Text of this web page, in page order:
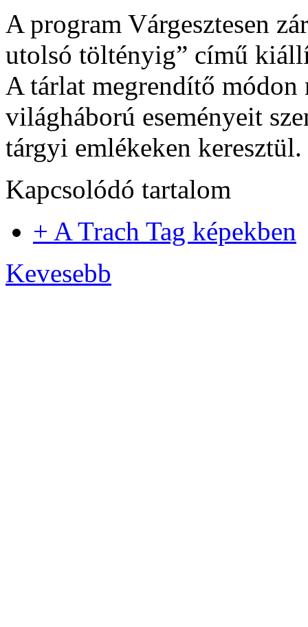
A program Várgesztesen
utolsó töltényig” című
A tárlat megrendítő módon
világháború eseményeit
tárgyi emlékeken keresztül.
Kapcsolódó tartalom
+ A Trach Tag képekben
Kevesebb